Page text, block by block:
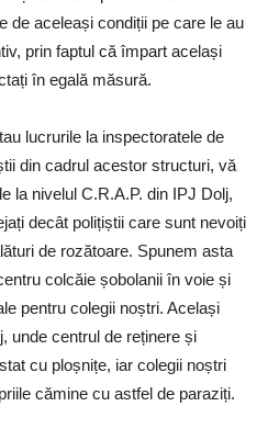
de aceleași condiții pe care le au
prin faptul că împart același
în egală măsură.
lucrurile la inspectoratele de
din cadrul acestor structuri, vă
la nivelul C.R.A.P. din IPJ Dolj,
decât polițiștii care sunt nevoiți
de rozătoare. Spunem asta
colcăie șobolanii în voie și
pentru colegii noștri. Același
unde centrul de reținere și
cu ploșnițe, iar colegii noștri
cămine cu astfel de paraziți.